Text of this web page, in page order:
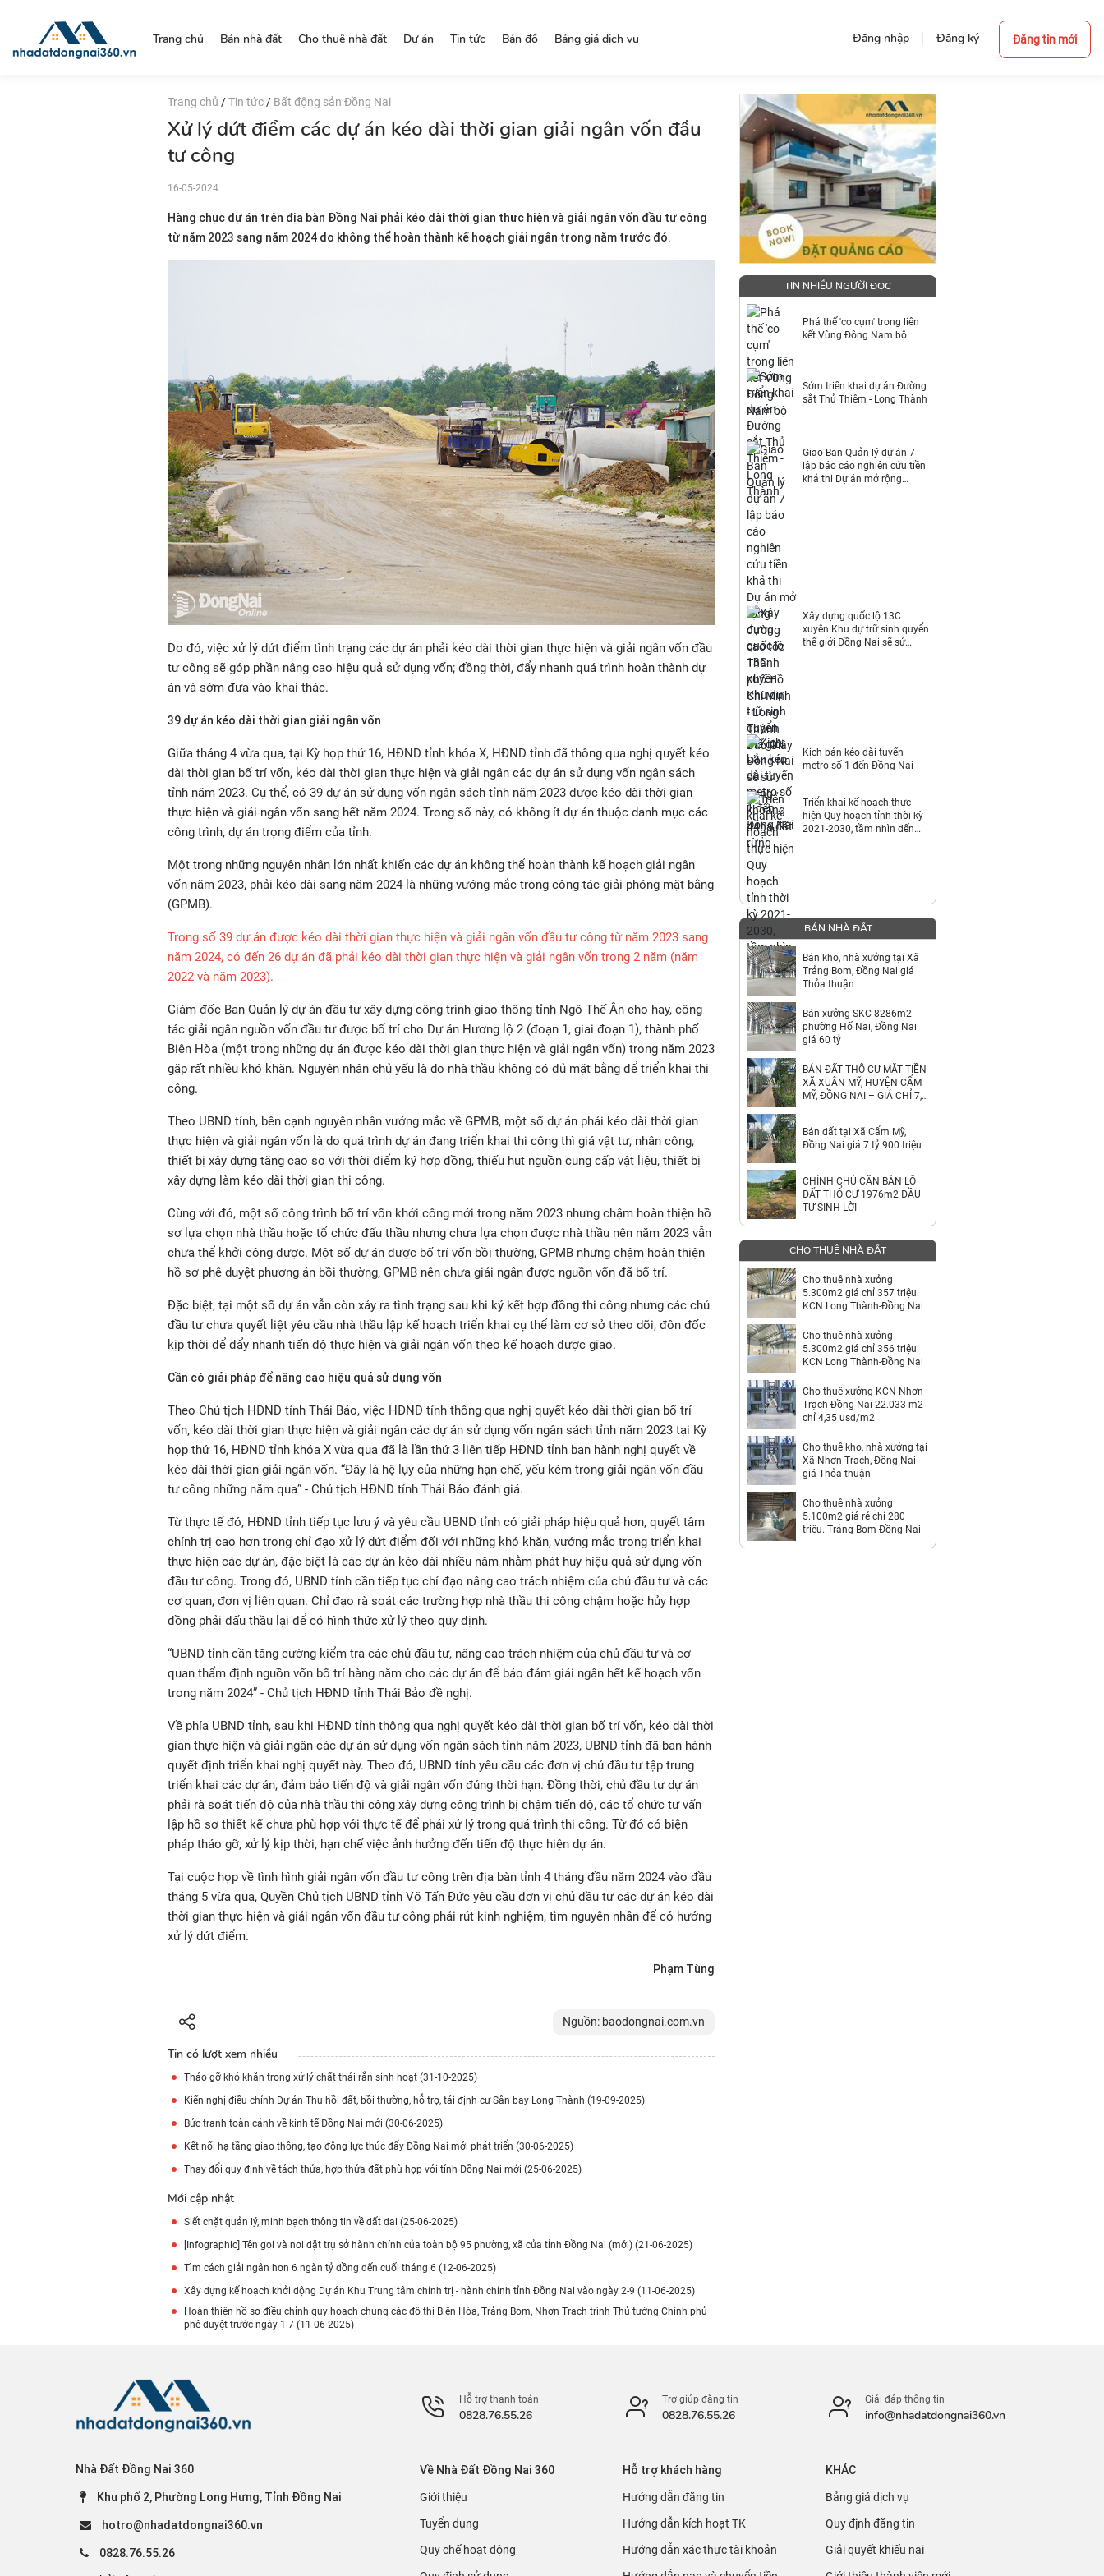
Đăng nhập Đăng ký Đăng tin mới
Trang chủ Bán nhà đất Cho thuê nhà đất Dự án Tin tức Bản đồ Bảng giá dịch vụ
Trang chủ /Tin tức / Bất động sản Đồng Nai
Xử lý dứt điểm các dự án kéo dài thời gian giải ngân vốn đầu
tư công
16-05-2024
Hàng chục dự án trên địa bàn Đồng Nai phải kéo dài thời gian thực hiện và giải ngân vốn đầu tư công
từ năm 2023 sang năm 2024 do không thể hoàn thành kế hoạch giải ngân trong năm trước đó.
Do đó, việc xử lý dứt điểm tình trạng các dự án phải kéo dài thời gian thực hiện và giải ngân vốn đầu
tư công sẽ góp phần nâng cao hiệu quả sử dụng vốn; đồng thời, đẩy nhanh quá trình hoàn thành dự
án và sớm đưa vào khai thác.
39 dự án kéo dài thời gian giải ngân vốn
Giữa tháng 4 vừa qua, tại Kỳ họp thứ 16, HĐND tỉnh khóa X, HĐND tỉnh đã thông qua nghị quyết kéo
dài thời gian bố trí vốn, kéo dài thời gian thực hiện và giải ngân các dự án sử dụng vốn ngân sách
tỉnh năm 2023. Cụ thể, có 39 dự án sử dụng vốn ngân sách tỉnh năm 2023 được kéo dài thời gian
thực hiện và giải ngân vốn sang hết năm 2024. Trong số này, có không ít dự án thuộc danh mục các
công trình, dự án trọng điểm của tỉnh.
Một trong những nguyên nhân lớn nhất khiến các dự án không thể hoàn thành kế hoạch giải ngân
vốn năm 2023, phải kéo dài sang năm 2024 là những vướng mắc trong công tác giải phóng mặt bằng
(GPMB).
Trong số 39 dự án được kéo dài thời gian thực hiện và giải ngân vốn đầu tư công từ năm 2023 sang
năm 2024, có đến 26 dự án đã phải kéo dài thời gian thực hiện và giải ngân vốn trong 2 năm (năm
2022 và năm 2023).
Giám đốc Ban Quản lý dự án đầu tư xây dựng công trình giao thông tỉnh Ngô Thế Ân cho hay, công
tác giải ngân nguồn vốn đầu tư được bố trí cho Dự án Hương lộ 2 (đoạn 1, giai đoạn 1), thành phố
Biên Hòa (một trong những dự án được kéo dài thời gian thực hiện và giải ngân vốn) trong năm 2023
gặp rất nhiều khó khăn. Nguyên nhân chủ yếu là do nhà thầu không có đủ mặt bằng để triển khai thi
công.
Theo UBND tỉnh, bên cạnh nguyên nhân vướng mắc về GPMB, một số dự án phải kéo dài thời gian
thực hiện và giải ngân vốn là do quá trình dự án đang triển khai thi công thì giá vật tư, nhân công,
thiết bị xây dựng tăng cao so với thời điểm ký hợp đồng, thiếu hụt nguồn cung cấp vật liệu, thiết bị
xây dựng làm kéo dài thời gian thi công.
Cùng với đó, một số công trình bố trí vốn khởi công mới trong năm 2023 nhưng chậm hoàn thiện hồ
sơ lựa chọn nhà thầu hoặc tổ chức đấu thầu nhưng chưa lựa chọn được nhà thầu nên năm 2023 vẫn
chưa thể khởi công được. Một số dự án được bố trí vốn bồi thường, GPMB nhưng chậm hoàn thiện
hồ sơ phê duyệt phương án bồi thường, GPMB nên chưa giải ngân được nguồn vốn đã bố trí.
Đặc biệt, tại một số dự án vẫn còn xảy ra tình trạng sau khi ký kết hợp đồng thi công nhưng các chủ
đầu tư chưa quyết liệt yêu cầu nhà thầu lập kế hoạch triển khai cụ thể làm cơ sở theo dõi, đôn đốc
kịp thời để đẩy nhanh tiến độ thực hiện và giải ngân vốn theo kế hoạch được giao.
Cần có giải pháp để nâng cao hiệu quả sử dụng vốn
Theo Chủ tịch HĐND tỉnh Thái Bảo, việc HĐND tỉnh thông qua nghị quyết kéo dài thời gian bố trí
vốn, kéo dài thời gian thực hiện và giải ngân các dự án sử dụng vốn ngân sách tỉnh năm 2023 tại Kỳ
họp thứ 16, HĐND tỉnh khóa X vừa qua đã là lần thứ 3 liên tiếp HĐND tỉnh ban hành nghị quyết về
kéo dài thời gian giải ngân vốn. “Đây là hệ lụy của những hạn chế, yếu kém trong giải ngân vốn đầu
tư công những năm qua” - Chủ tịch HĐND tỉnh Thái Bảo đánh giá.
Từ thực tế đó, HĐND tỉnh tiếp tục lưu ý và yêu cầu UBND tỉnh có giải pháp hiệu quả hơn, quyết tâm
chính trị cao hơn trong chỉ đạo xử lý dứt điểm đối với những khó khăn, vướng mắc trong triển khai
thực hiện các dự án, đặc biệt là các dự án kéo dài nhiều năm nhằm phát huy hiệu quả sử dụng vốn
đầu tư công. Trong đó, UBND tỉnh cần tiếp tục chỉ đạo nâng cao trách nhiệm của chủ đầu tư và các
cơ quan, đơn vị liên quan. Chỉ đạo rà soát các trường hợp nhà thầu thi công chậm hoặc hủy hợp
đồng phải đấu thầu lại để có hình thức xử lý theo quy định.
“UBND tỉnh cần tăng cường kiểm tra các chủ đầu tư, nâng cao trách nhiệm của chủ đầu tư và cơ
quan thẩm định nguồn vốn bố trí hàng năm cho các dự án để bảo đảm giải ngân hết kế hoạch vốn
trong năm 2024” - Chủ tịch HĐND tỉnh Thái Bảo đề nghị.
Về phía UBND tỉnh, sau khi HĐND tỉnh thông qua nghị quyết kéo dài thời gian bố trí vốn, kéo dài thời
gian thực hiện và giải ngân các dự án sử dụng vốn ngân sách tỉnh năm 2023, UBND tỉnh đã ban hành
quyết định triển khai nghị quyết này. Theo đó, UBND tỉnh yêu cầu các đơn vị chủ đầu tư tập trung
triển khai các dự án, đảm bảo tiến độ và giải ngân vốn đúng thời hạn. Đồng thời, chủ đầu tư dự án
phải rà soát tiến độ của nhà thầu thi công xây dựng công trình bị chậm tiến độ, các tổ chức tư vấn
lập hồ sơ thiết kế chưa phù hợp với thực tế để phải xử lý trong quá trình thi công. Từ đó có biện
pháp tháo gỡ, xử lý kịp thời, hạn chế việc ảnh hưởng đến tiến độ thực hiện dự án.
Tại cuộc họp về tình hình giải ngân vốn đầu tư công trên địa bàn tỉnh 4 tháng đầu năm 2024 vào đầu
tháng 5 vừa qua, Quyền Chủ tịch UBND tỉnh Võ Tấn Đức yêu cầu đơn vị chủ đầu tư các dự án kéo dài
thời gian thực hiện và giải ngân vốn đầu tư công phải rút kinh nghiệm, tìm nguyên nhân để có hướng
xử lý dứt điểm.
Phạm Tùng
Nguồn: baodongnai.com.vn
Tin có lượt xem nhiều
Tháo gỡ khó khăn trong xử lý chất thải rắn sinh hoạt (31-10-2025)
Kiến nghị điều chỉnh Dự án Thu hồi đất, bồi thường, hỗ trợ, tái định cư Sân bay Long Thành (19-09-2025)
Bức tranh toàn cảnh về kinh tế Đồng Nai mới (30-06-2025)
Kết nối hạ tầng giao thông, tạo động lực thúc đẩy Đồng Nai mới phát triển (30-06-2025)
Thay đổi quy định về tách thửa, hợp thửa đất phù hợp với tỉnh Đồng Nai mới (25-06-2025)
Mới cập nhật
Siết chặt quản lý, minh bạch thông tin về đất đai (25-06-2025)
[Infographic] Tên gọi và nơi đặt trụ sở hành chính của toàn bộ 95 phường, xã của tỉnh Đồng Nai (mới) (21-06-2025)
Tìm cách giải ngân hơn 6 ngàn tỷ đồng đến cuối tháng 6 (12-06-2025)
Xây dựng kế hoạch khởi động Dự án Khu Trung tâm chính trị - hành chính tỉnh Đồng Nai vào ngày 2-9 (11-06-2025)
Hoàn thiện hồ sơ điều chỉnh quy hoạch chung các đô thị Biên Hòa, Trảng Bom, Nhơn Trạch trình Thủ tướng Chính phủ
phê duyệt trước ngày 1-7 (11-06-2025)
TIN NHIỀU NGƯỜI ĐỌC
Phá thế 'co cụm' trong liên
kết Vùng Đông Nam bộ
Sớm triển khai dự án Đường
sắt Thủ Thiêm - Long Thành
Giao Ban Quản lý dự án 7
lập báo cáo nghiên cứu tiền
khả thi Dự án mở rộng
Xây dựng quốc lộ 13C
xuyên Khu dự trữ sinh quyển
thế giới Đồng Nai sẽ sử
Kịch bản kéo dài tuyến
metro số 1 đến Đồng Nai
Triển khai kế hoạch thực
hiện Quy hoạch tỉnh thời kỳ
2021-2030, tầm nhìn đến
BÁN NHÀ ĐẤT
Bán kho, nhà xưởng tại Xã
Trảng Bom, Đồng Nai giá
Thỏa thuận
Bán xưởng SKC 8286m2
phường Hố Nai, Đồng Nai
giá 60 tỷ
BÁN ĐẤT THỔ CƯ MẶT TIỀN
XÃ XUÂN MỸ, HUYỆN CẨM
MỸ, ĐỒNG NAI – GIÁ CHỈ 7,9
Bán đất tại Xã Cẩm Mỹ,
Đồng Nai giá 7 tỷ 900 triệu
CHÍNH CHỦ CẦN BÁN LÔ
ĐẤT THỔ CƯ 1976m2 ĐẦU
TƯ SINH LỜI
CHO THUÊ NHÀ ĐẤT
Cho thuê nhà xưởng
5.300m2 giá chỉ 357 triệu.
KCN Long Thành-Đồng Nai
Cho thuê nhà xưởng
5.300m2 giá chỉ 356 triệu.
KCN Long Thành-Đồng Nai
Cho thuê xưởng KCN Nhơn
Trạch Đồng Nai 22.033 m2
chỉ 4,35 usd/m2
Cho thuê kho, nhà xưởng tại
Xã Nhơn Trạch, Đồng Nai
giá Thỏa thuận
Cho thuê nhà xưởng
5.100m2 giá rẻ chỉ 280
triệu. Trảng Bom-Đồng Nai
Nhà Đất Đồng Nai 360
Khu phố 2, Phường Long Hưng, Tỉnh Đồng Nai
hotro@nhadatdongnai360.vn
0828.76.55.26
Hỗ trợ thanh toán
0828.76.55.26
Trợ giúp đăng tin
0828.76.55.26
Giải đáp thông tin
info@nhadatdongnai360.vn
Về Nhà Đất Đồng Nai 360
Giới thiệu
Tuyển dụng
Quy chế hoạt động
Hỗ trợ khách hàng
Hướng dẫn đăng tin
Hướng dẫn kích hoạt TK
Hướng dẫn xác thực tài khoản
KHÁC
Bảng giá dịch vụ
Quy định đăng tin
Giải quyết khiếu nại